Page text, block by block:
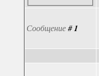
Сообщение#1